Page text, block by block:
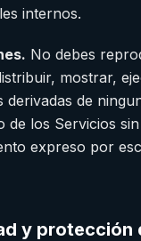
internos.
No debes
mostrar,
derivadas de
de los Servicios
expreso por
y protección